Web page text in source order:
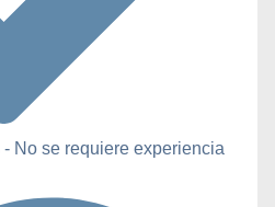
No se requiere experiencia